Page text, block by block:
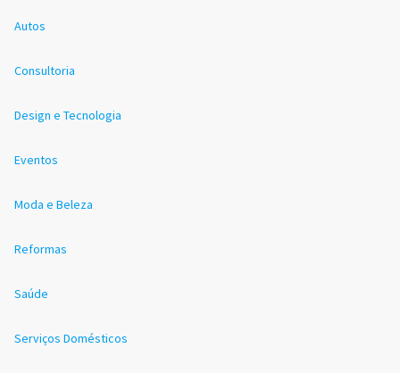
Autos
Consultoria
Design e Tecnologia
Eventos
Moda e Beleza
Reformas
Saúde
Serviços Domésticos